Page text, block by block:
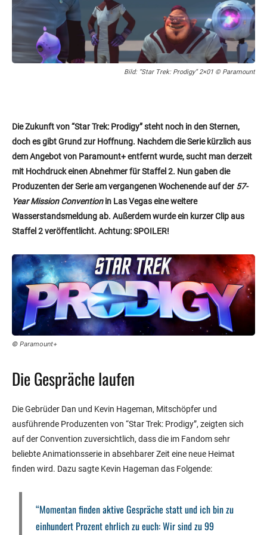
Bild: “Star Trek: Prodigy” 2×01 © Paramount
Die Zukunft von “Star Trek: Prodigy” steht noch in den Sternen,
doch es gibt Grund zur Hoffnung. Nachdem die Serie kürzlich aus
dem Angebot von Paramount+ entfernt wurde, sucht man derzeit
mit Hochdruck einen Abnehmer für Staffel 2. Nun gaben die
Produzenten der Serie am vergangenen Wochenende auf der 57-
Year Mission Conventionin Las Vegas eine weitere
Wasserstandsmeldung ab. Außerdem wurde ein kurzer Clip aus
Staffel 2 veröffentlicht. Achtung: SPOILER!
© Paramount+
Die Gespräche laufen
Die Gebrüder Dan und Kevin Hageman, Mitschöpfer und
ausführende Produzenten von “Star Trek: Prodigy”, zeigten sich
auf der Convention zuversichtlich, dass die im Fandom sehr
beliebte Animationsserie in absehbarer Zeit eine neue Heimat
finden wird. Dazu sagte Kevin Hageman das Folgende:
“Momentan finden aktive Gespräche statt und ich bin zu
einhundert Prozent ehrlich zu euch: Wir sind zu 99